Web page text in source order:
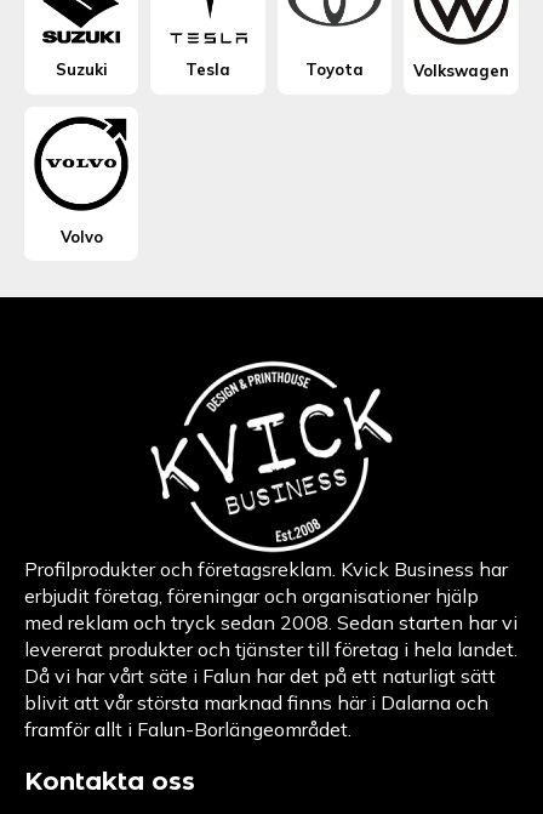
Suzuki Tesla Toyota Volkswagen
Volvo
Profilprodukter och företagsreklam. Kvick Business har
erbjudit företag, föreningar och organisationer hjälp
med reklam och tryck sedan 2008. Sedan starten har vi
levererat produkter och tjänster till företag i hela landet.
Då vi har vårt säte i Falun har det på ett naturligt sätt
blivit att vår största marknad finns här i Dalarna och
framför allt i Falun-Borlängeområdet.
Kontakta oss